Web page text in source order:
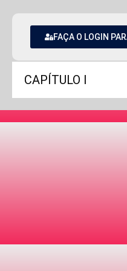
FAÇA O LOGIN
CAPÍTULO I